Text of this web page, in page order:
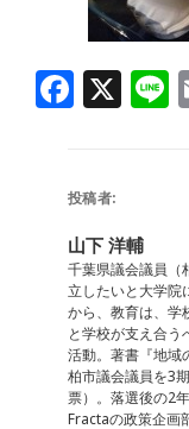
F
e
b
o
o
k
X
投稿者:
山下 洋輔
千葉県議会議員（
立したいと大学院
から、教育は、学
と学校が支え合う
活動。著書『地域
柏市議会議員を3
票）。落選後の2
Fractaの政策企画